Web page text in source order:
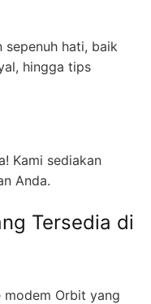
sepenuh hati, baik
hingga tips
Kami sediakan
Anda.
Tersedia di
modem Orbit yang